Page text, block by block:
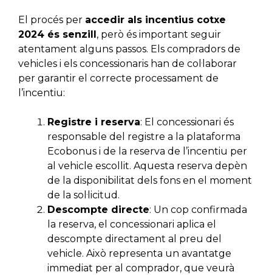
El procés per accedir als incentius cotxe
2024 és senzill, però és important seguir
atentament alguns passos. Els compradors de
vehicles i els concessionaris han de col·laborar
per garantir el correcte processament de
l’incentiu:
Registre i reserva: El concessionari és
responsable del registre a la plataforma
Ecobonus i de la reserva de l’incentiu per
al vehicle escollit. Aquesta reserva depèn
de la disponibilitat dels fons en el moment
de la sol·licitud.
Descompte directe: Un cop confirmada
la reserva, el concessionari aplica el
descompte directament al preu del
vehicle. Això representa un avantatge
immediat per al comprador, que veurà